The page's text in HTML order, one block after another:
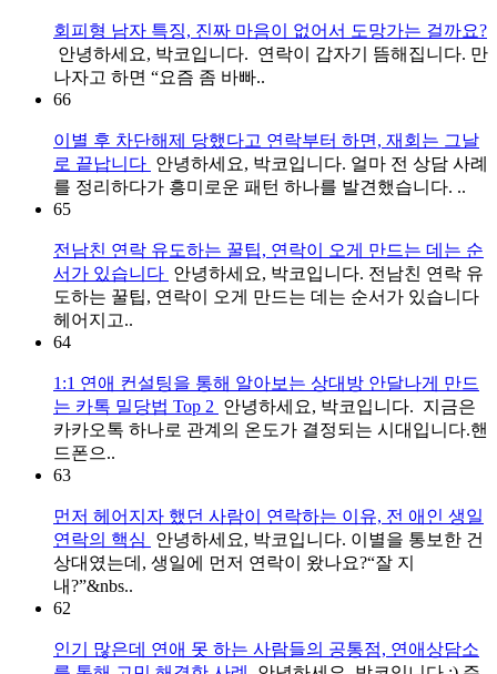
회피형 남자 특징, 진짜 마음이 없어서 도망가는 걸까요?
안녕하세요, 박코입니다. 연락이 갑자기 뜸해집니다. 만
나자고 하면 “요즘 좀 바빠..
66
이별 후 차단해제 당했다고 연락부터 하면, 재회는 그날
로 끝납니다 안녕하세요, 박코입니다. 얼마 전 상담 사례
를 정리하다가 흥미로운 패턴 하나를 발견했습니다. ..
65
전남친 연락 유도하는 꿀팁, 연락이 오게 만드는 데는 순
서가 있습니다 안녕하세요, 박코입니다. 전남친 연락 유
도하는 꿀팁, 연락이 오게 만드는 데는 순서가 있습니다
헤어지고..
64
1:1 연애 컨설팅을 통해 알아보는 상대방 안달나게 만드
는 카톡 밀당법 Top 2 안녕하세요, 박코입니다. 지금은
카카오톡 하나로 관계의 온도가 결정되는 시대입니다.핸
드폰으..
63
먼저 헤어지자 했던 사람이 연락하는 이유, 전 애인 생일
연락의 핵심
안녕하세요, 박코입니다. 이별을 통보한 건
상대였는데, 생일에 먼저 연락이 왔나요?“잘 지
내?”&nbs..
62
인기 많은데 연애 못 하는 사람들의 공통점, 연애상담소